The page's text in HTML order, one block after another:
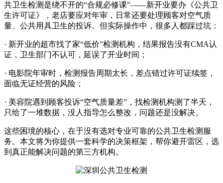
共卫生检测是绕不开的“合规必修课”——新开业要办《公共卫
生许可证》，老店要应对年审，日常还要处理顾客对空气质
量、公共用具卫生的投诉。但实际操作中，很多人都踩过坑：
· 新开业的超市找了家“低价”检测机构，结果报告没有CMA认
证，卫生部门不认可，延误了开业时间；
· 电影院年审时，检测报告周期太长，差点错过许可证续签，
面临无证经营的风险；
· 美容院遇到顾客投诉“空气质量差”，找检测机构测了半天，
只给了一堆数据，没人指导怎么整改，问题还是没解决。
这些困境的核心，在于没有选对专业可靠的公共卫生检测服
务。本文将为你提供一套科学的决策框架，帮你避开雷区，选
到真正能解决问题的第三方机构。